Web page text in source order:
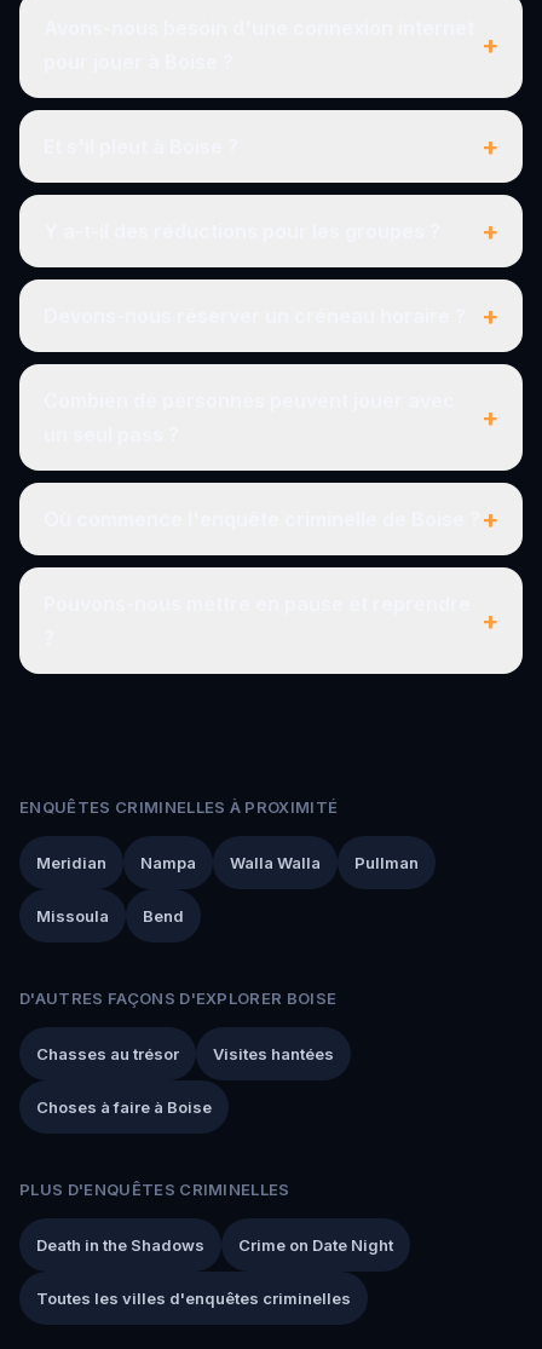
+
+
+
+
+
+
+
ENQUÊTES CRIMINELLES À PROXIMITÉ
Meridian Nampa Walla Walla Pullman
Missoula Bend
D'AUTRES FAÇONS D'EXPLORER BOISE
Chasses au trésor Visites hantées
Choses à faire à Boise
PLUS D'ENQUÊTES CRIMINELLES
Death in the Shadows Crime on Date Night
Toutes les villes d'enquêtes criminelles